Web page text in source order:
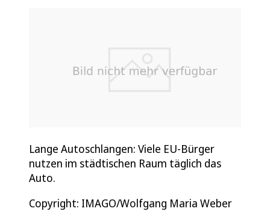
Lange Autoschlangen: Viele EU-Bürger
nutzen im städtischen Raum täglich das
Auto.
Copyright: IMAGO/Wolfgang Maria Weber